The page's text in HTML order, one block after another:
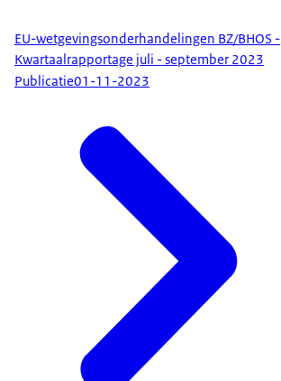
EU-wetgevingsonderhandelingen BZ/BHOS -
Kwartaalrapportage juli - september 2023
Publicatie01-11-2023